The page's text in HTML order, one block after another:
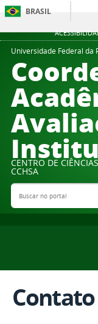
BRASIL
Universidade Federal da
CENTRO DE
CCHSA
Buscar no portal
Contato